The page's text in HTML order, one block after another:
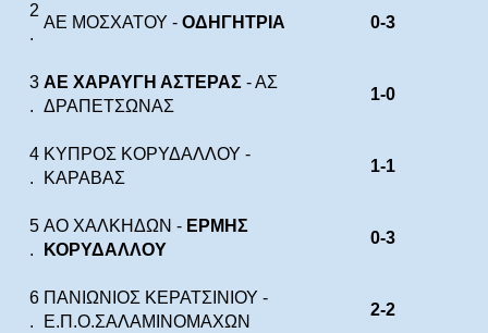
2
.
ΑΕ ΜΟΣΧΑΤΟΥ - ΟΔΗΓΗΤΡΙΑ 0-3
3
.
ΑΕ ΧΑΡΑΥΓΗ ΑΣΤΕΡΑΣ - ΑΣ
ΔΡΑΠΕΤΣΩΝΑΣ
1-0
4
.
ΚΥΠΡΟΣ ΚΟΡΥΔΑΛΛΟΥ -
ΚΑΡΑΒΑΣ
1-1
5
.
ΑΟ ΧΑΛΚΗΔΩΝ - ΕΡΜΗΣ
ΚΟΡΥΔΑΛΛΟΥ
0-3
6
.
ΠΑΝΙΩΝΙΟΣ ΚΕΡΑΤΣΙΝΙΟΥ -
Ε.Π.Ο.ΣΑΛΑΜΙΝΟΜΑΧΩΝ
2-2